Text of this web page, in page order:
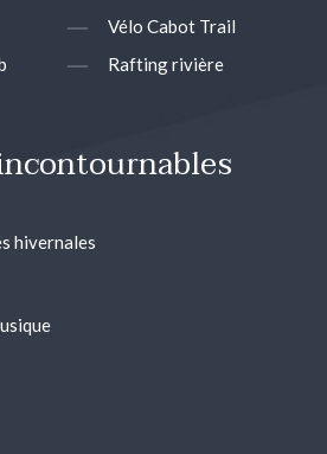
Vélo Cabot Trail
Rafting rivière
hivernales